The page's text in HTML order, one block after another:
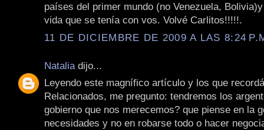
países del primer mundo (no Venezuela,
vida que se tenía con vos. Volvé Carlitos!!!!!.
11 DE DICIEMBRE DE 2009 A LAS 8:24
Natalia dijo...
Leyendo este magnífico artículo y los que
Relacionados, me pregunto: tendremos los
gobierno que nos merecemos? que piense en la
necesidades y no en robarse todo o hacer